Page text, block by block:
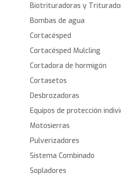
Biotrituradoras y
Bombas de agua
Cortacésped
Cortacésped Mulcling
Cortadora de hormigón
Cortasetos
Desbrozadoras
Equipos de protección
Motosierras
Pulverizadores
Sistema Combinado
Sopladores